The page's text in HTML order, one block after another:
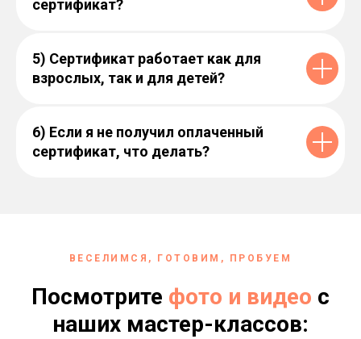
сертификат?
5) Сертификат работает как для
взрослых, так и для детей?
6) Если я не получил оплаченный
сертификат, что делать?
ВЕСЕЛИМСЯ, ГОТОВИМ, ПРОБУЕМ
Посмотрите фото и видео с
наших мастер-классов: